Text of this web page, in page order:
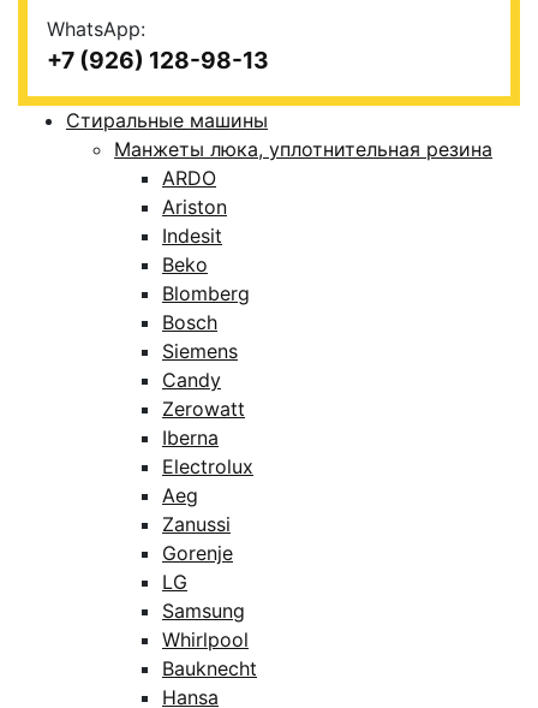
WhatsApp:
+7 (926) 128-98-13
Стиральные машины
Манжеты люка, уплотнительная резина
ARDO
Ariston
Indesit
Beko
Blomberg
Bosch
Siemens
Candy
Zerowatt
Iberna
Electrolux
Aeg
Zanussi
Gorenje
LG
Samsung
Whirlpool
Bauknecht
Hansa